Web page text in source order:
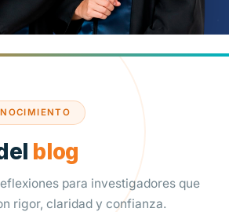
blog
para investigadores que
rigor, claridad y confianza.